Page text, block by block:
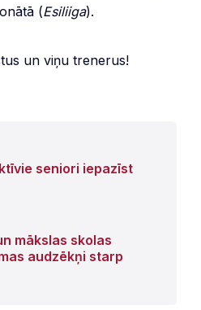
(Esiliiga).
un viņu trenerus!
seniori iepazīst
mākslas skolas
audzēkņi starp